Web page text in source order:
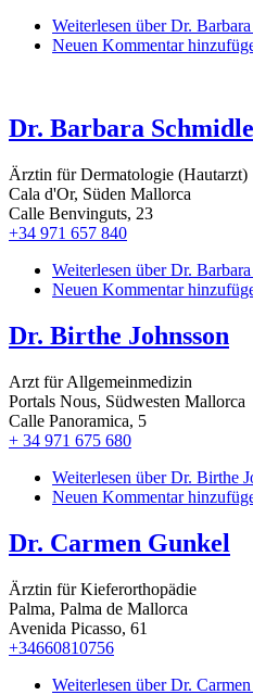
Weiterlesen über Dr.
Neuen Kommentar
Dr. Barbara Schmidle
Ärztin für Dermatologie (Hautarzt)
Cala d'Or, Süden Mallorca
Calle Benvinguts, 23
+34 971 657 840
Weiterlesen über Dr.
Neuen Kommentar
Dr. Birthe Johnsson
Arzt für Allgemeinmedizin
Portals Nous, Südwesten Mallorca
Calle Panoramica, 5
+ 34 971 675 680
Weiterlesen über Dr. Birthe
Neuen Kommentar
Dr. Carmen Gunkel
Ärztin für Kieferorthopädie
Palma, Palma de Mallorca
Avenida Picasso, 61
+34660810756
Weiterlesen über Dr.